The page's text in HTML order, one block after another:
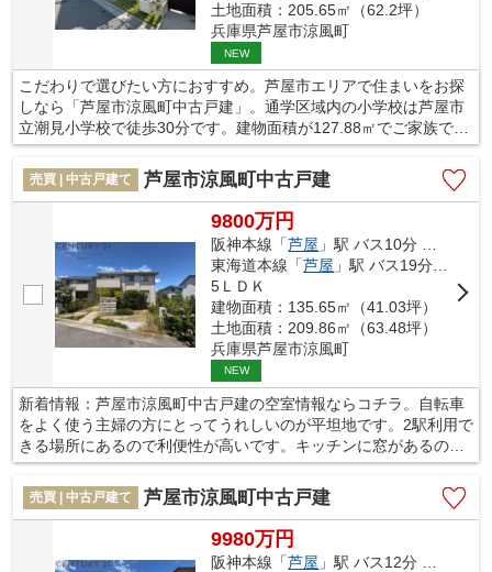
土地面積：205.65㎡（62.2坪）
兵庫県芦屋市涼風町
NEW
こだわりで選びたい方におすすめ。芦屋市エリアで住まいをお探
しなら「芦屋市涼風町中古戸建」。通学区域内の小学校は芦屋市
立潮見小学校で徒歩30分です。建物面積が127.88㎡でご家族での
生活にも十分な広さの物件はこちらです。新たに湯を足す必要の
ない追焚機能付き浴室の物件です。不動産探しで重視しているポ
イントを、当社にお聞かせください。当社は数多くの不動産情報
を取り扱っております。ぜひ当社の利用をご検討ください。
売買 | 中古戸建て 芦屋市涼風町中古戸建
9800万円
阪神本線「芦屋 」駅 バス10分 「涼風町」 停歩5分
東海道本線「芦屋 」駅 バス19分 「涼風町」 停歩5分
5ＬＤＫ
建物面積：135.65㎡（41.03坪）
土地面積：209.86㎡（63.48坪）
兵庫県芦屋市涼風町
NEW
新着情報：芦屋市涼風町中古戸建の空室情報ならコチラ。自転車
をよく使う主婦の方にとってうれしいのが平坦地です。2駅利用で
きる場所にあるので利便性が高いです。キッチンに窓があるので
においがこもらず良い空気を保てます。当社では、芦屋市エリア
や阪神本線芦屋付近での一戸建て情報をご紹介致します。まずは
お気軽にお問い合わせ下さい。
売買 | 中古戸建て 芦屋市涼風町中古戸建
9980万円
阪神本線「芦屋 」駅 バス12分 「涼風町東」 停歩3分